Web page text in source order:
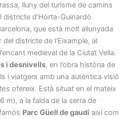
lluny del turisme de camins
districte d’Horta-Guinardó
que està molt allunyada
districte de l’Eixample, al
medieval de la Ciutat Vella.
i desnivells, en l’obra història de
i viatgers amb una autèntica visió
ofereix. Està situat en el mateix
m), a la falda de la serra de
Parc Güell de gaudí així com